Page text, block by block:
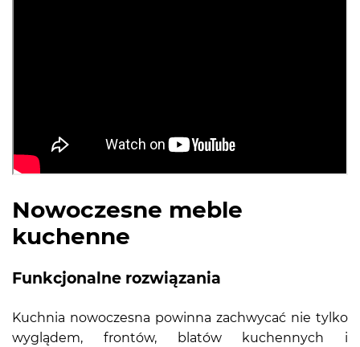
Nowoczesne meble
kuchenne
Funkcjonalne rozwiązania
Kuchnia nowoczesna powinna zachwycać nie tylko
wyglądem, frontów, blatów kuchennych i